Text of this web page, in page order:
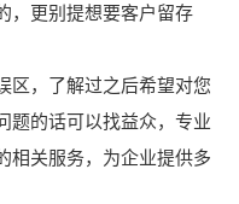
，更别提想要客户留存
区，了解过之后希望对您
题的话可以找益众，专业
相关服务，为企业提供多